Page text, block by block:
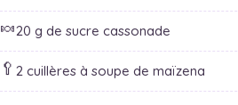
🍬20 g de sucre cassonade
🥄 2 cuillères à soupe de maïzena